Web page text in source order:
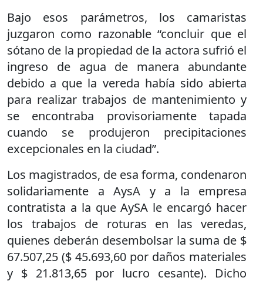
Bajo esos parámetros, los camaristas
juzgaron como razonable “concluir que el
sótano de la propiedad de la actora sufrió el
ingreso de agua de manera abundante
debido a que la vereda había sido abierta
para realizar trabajos de mantenimiento y
se encontraba provisoriamente tapada
cuando se produjeron precipitaciones
excepcionales en la ciudad”.
Los magistrados, de esa forma, condenaron
solidariamente a AysA y a la empresa
contratista a la que AySA le encargó hacer
los trabajos de roturas en las veredas,
quienes deberán desembolsar la suma de $
67.507,25 ($ 45.693,60 por daños materiales
y $ 21.813,65 por lucro cesante). Dicho